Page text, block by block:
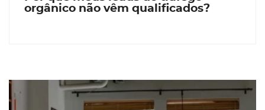
orgânico não vêm qualificados?